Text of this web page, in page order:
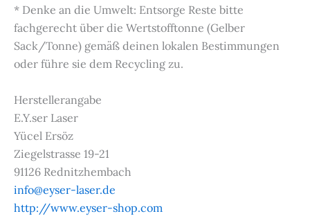
* Denke an die Umwelt: Entsorge Reste bitte
fachgerecht über die Wertstofftonne (Gelber
Sack/Tonne) gemäß deinen lokalen Bestimmungen
oder führe sie dem Recycling zu.
Herstellerangabe
E.Y.ser Laser
Yücel Ersöz
Ziegelstrasse 19-21
91126 Rednitzhembach
info@eyser-laser.de
http://www.eyser-shop.com